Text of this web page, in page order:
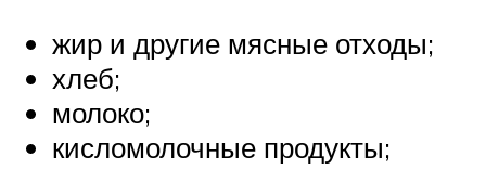
жир и другие мясные отходы;
хлеб;
молоко;
кисломолочные продукты;